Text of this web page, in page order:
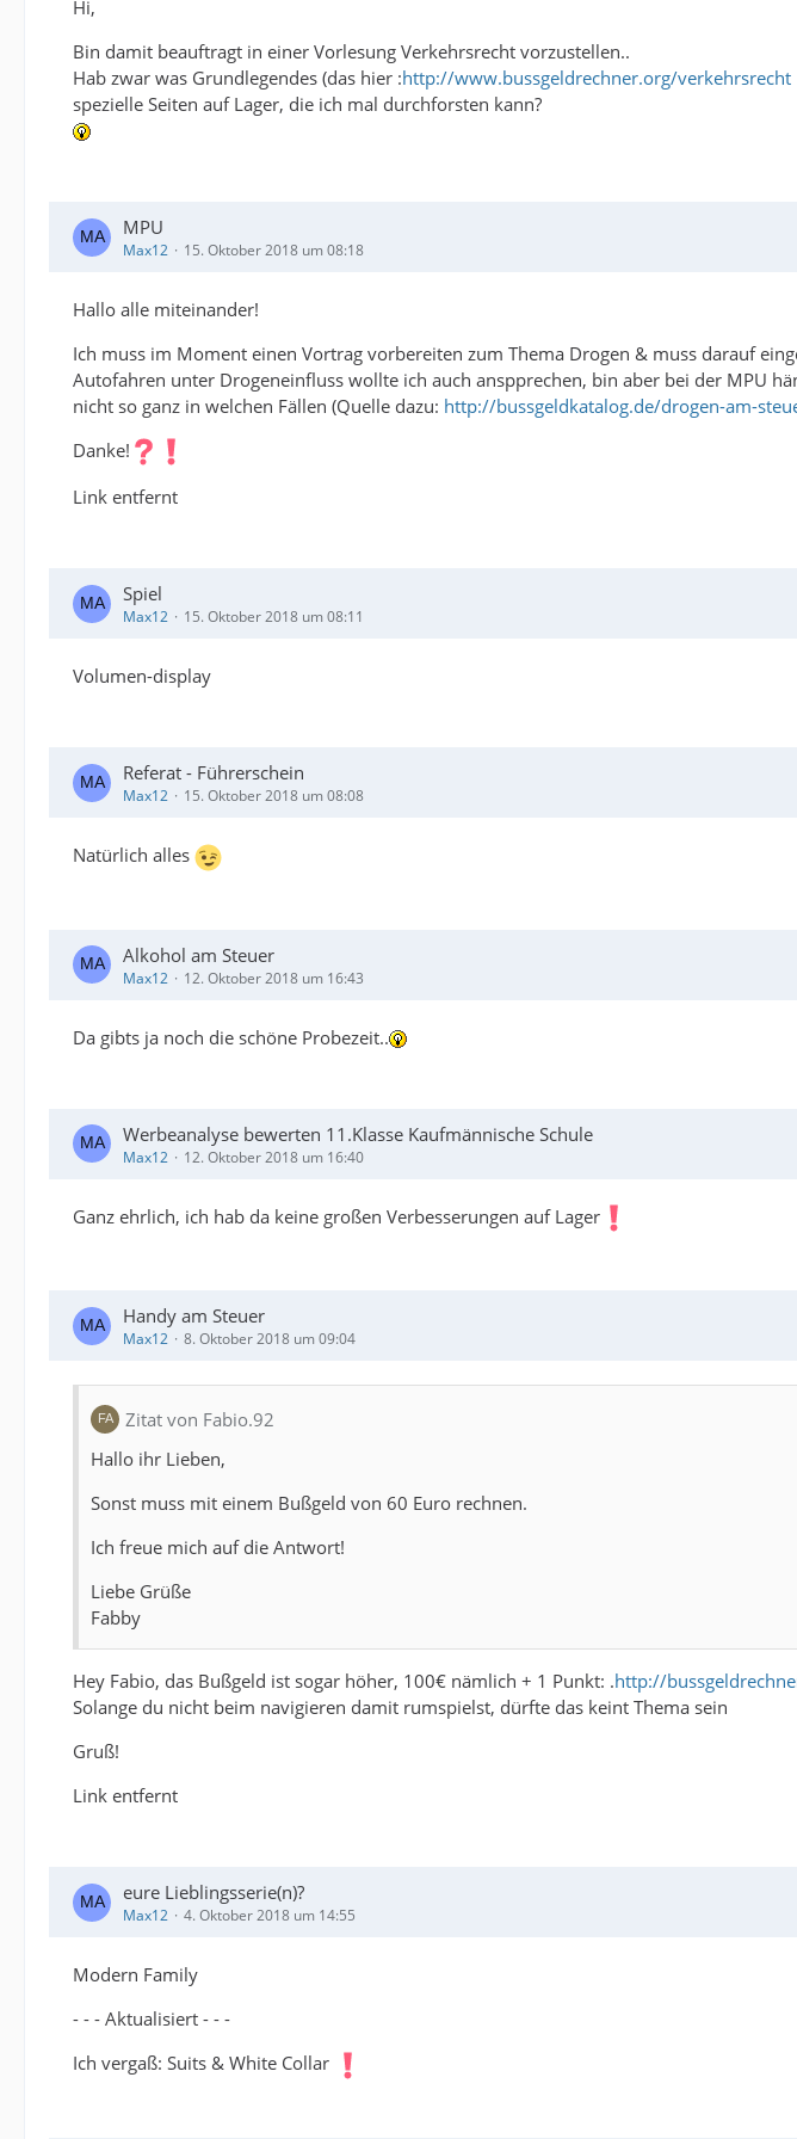
Hi,
Bin damit beauftragt in einer Vorlesung Verkehrsrecht vorzustellen..
Hab zwar was Grundlegendes (das hier :http://www.bussgeldrechner.org/verkehrsrecht
spezielle Seiten auf Lager, die ich mal durchforsten kann?
MPU
Max12 15. Oktober 2018 um 08:18
Hallo alle miteinander!
Ich muss im Moment einen Vortrag vorbereiten zum Thema Drogen & muss darauf
Autofahren unter Drogeneinfluss wollte ich auch anspprechen, bin aber bei der MPU
nicht so ganz in welchen Fällen (Quelle dazu: http://bussgeldkatalog.de/drogen-am-
Danke!
Link entfernt
Spiel
Max12 15. Oktober 2018 um 08:11
Volumen-display
Referat - Führerschein
Max12 15. Oktober 2018 um 08:08
Natürlich alles
Alkohol am Steuer
Max12 12. Oktober 2018 um 16:43
Da gibts ja noch die schöne Probezeit..
Werbeanalyse bewerten 11.Klasse Kaufmännische Schule
Max12 12. Oktober 2018 um 16:40
Ganz ehrlich, ich hab da keine großen Verbesserungen auf Lager
Handy am Steuer
Max12 8. Oktober 2018 um 09:04
Zitat von Fabio.92
Hallo ihr Lieben,
Sonst muss mit einem Bußgeld von 60 Euro rechnen.
Ich freue mich auf die Antwort!
Liebe Grüße
Fabby
Hey Fabio, das Bußgeld ist sogar höher, 100€ nämlich + 1 Punkt: .http://
Solange du nicht beim navigieren damit rumspielst, dürfte das keint Thema sein
Gruß!
Link entfernt
eure Lieblingsserie(n)?
Max12 4. Oktober 2018 um 14:55
Modern Family
- - - Aktualisiert - - -
Ich vergaß: Suits & White Collar